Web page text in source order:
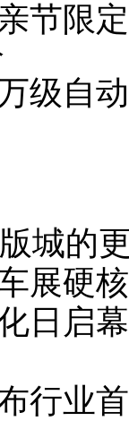
节限
级自
城的
展硬
日启
行业